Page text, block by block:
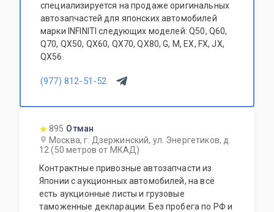
специализируется на продаже оригинальных
автозапчастей для японских автомобилей
марки INFINITI следующих моделей: Q50, Q60,
Q70, QX50, QX60, QX70, QX80, G, M, EX, FX, JX,
QX56.
(977) 812-51-52
895 Отман
Москва, г. Дзержинский, ул. Энергетиков, д.
12 (50 метров от МКАД)
Контрактные привозные автозапчасти из
Японии с аукционных автомобилей, на всё
есть аукционные листы и грузовые
таможенные декларации. Без пробега по РФ и